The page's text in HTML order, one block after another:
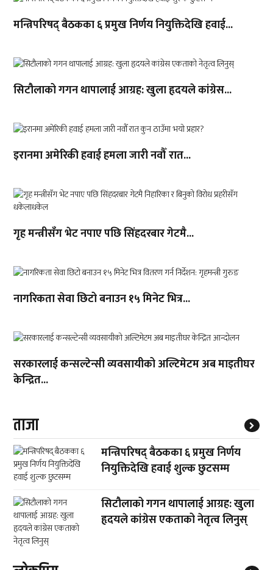
मन्त्रिपरिषद् बैठकका ६ प्रमुख निर्णय नियुक्तिदेखि हवाई...
सिटौलाको गगन थापालाई आग्रह: खुला हृदयले कांग्रेस...
इरानमा अमेरिकी हवाई हमला जारी नवौँ रात...
गृह मन्त्रीसँग भेट नपाए पछि सिंहदरबार गेटमै...
नागरिकता सेवा छिटो बनाउन १५ मिनेट भित्र...
सरकारलाई कन्सल्टेन्सी व्यवसायीको अल्टिमेटम अब माइतीघर
केन्द्रित...
ताजा
मन्त्रिपरिषद् बैठकका ६ प्रमुख निर्णय
नियुक्तिदेखि हवाई शुल्क छुटसम्म
सिटौलाको गगन थापालाई आग्रह: खुला
हृदयले कांग्रेस एकताको नेतृत्व लिनुस्